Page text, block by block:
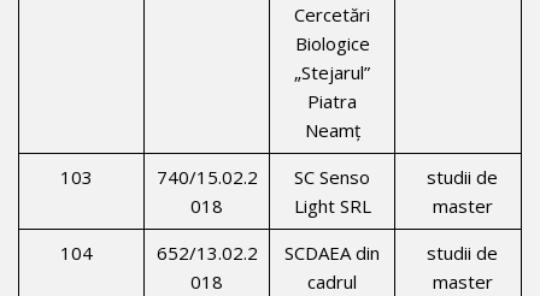
Cercetări
Biologice
„Stejarul”
Piatra
Neamţ
103
740/15.02.2
018
SC Senso
Light SRL
studii de
master
104
652/13.02.2
018
SCDAEA din
cadrul
studii de
master